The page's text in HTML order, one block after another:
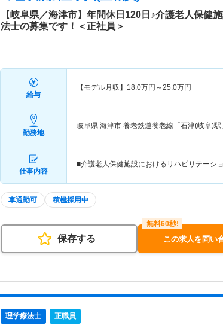
【岐阜県／海津市】年間休日120日♪介護老人保健
法士の募集です！＜正社員＞
給与
【モデル月収】 18.0万円～25.0万円
勤務地
岐阜県 海津市 養老鉄道養老線「石津(岐阜)駅
仕事内容
■介護老人保健施設におけるリハビリテーシ
車通勤可 積極採用中
保存する この求人を問い
理学療法士 正職員